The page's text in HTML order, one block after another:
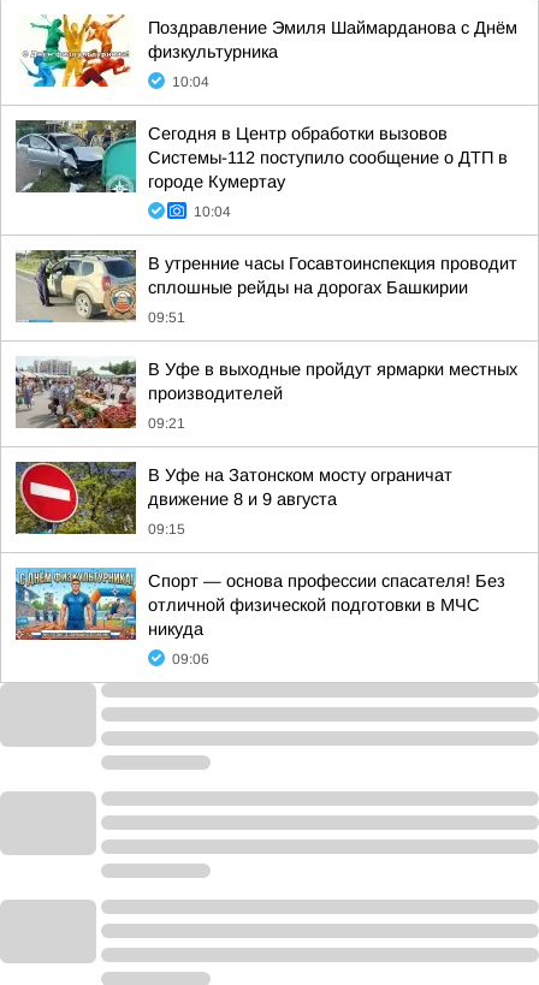
Поздравление Эмиля Шаймарданова с Днём
физкультурника
10:04
Сегодня в Центр обработки вызовов
Системы-112 поступило сообщение о ДТП в
городе Кумертау
10:04
В утренние часы Госавтоинспекция проводит
сплошные рейды на дорогах Башкирии
09:51
В Уфе в выходные пройдут ярмарки местных
производителей
09:21
В Уфе на Затонском мосту ограничат
движение 8 и 9 августа
09:15
Спорт — основа профессии спасателя! Без
отличной физической подготовки в МЧС
никуда
09:06